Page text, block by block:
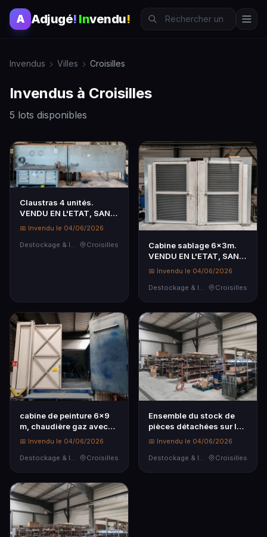
A Adjugé! Invendu!
Invendus Villes Croisilles
Invendus à Croisilles
5 lots disponibles
Claustras 4 unités.
VENDU EN L'ETAT, SANS
GARANTIES.
📅 Invendu le 04/06/2026
Destockage & Invendus
Croisilles
Cabine sablage 6x3m.
VENDU EN L'ETAT, SANS
GARANTIES.
📅 Invendu le 04/06/2026
Croisilles
cabine de peinture 6x9
m, chaudière gaz avec
système d'aspir…
📅 Invendu le 04/06/2026
Destockage & Invendus
Croisilles
Ensemble du stock de
pièces détachées sur les
étagères.
📅 Invendu le 04/06/2026
Destockage & Invendus
Croisilles